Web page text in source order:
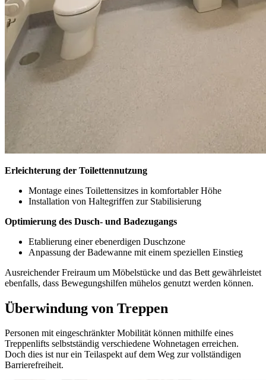
Erleichterung der Toilettennutzung
Montage eines Toilettensitzes in komfortabler Höhe
Installation von Haltegriffen zur Stabilisierung
Optimierung des Dusch- und Badezugangs
Etablierung einer ebenerdigen Duschzone
Anpassung der Badewanne mit einem speziellen Einstieg
Ausreichender Freiraum um Möbelstücke und das Bett gewährleistet
ebenfalls, dass Bewegungshilfen mühelos genutzt werden können.
Überwindung von Treppen
Personen mit eingeschränkter Mobilität können mithilfe eines
Treppenlifts selbstständig verschiedene Wohnetagen erreichen.
Doch dies ist nur ein Teilaspekt auf dem Weg zur vollständigen
Barrierefreiheit.